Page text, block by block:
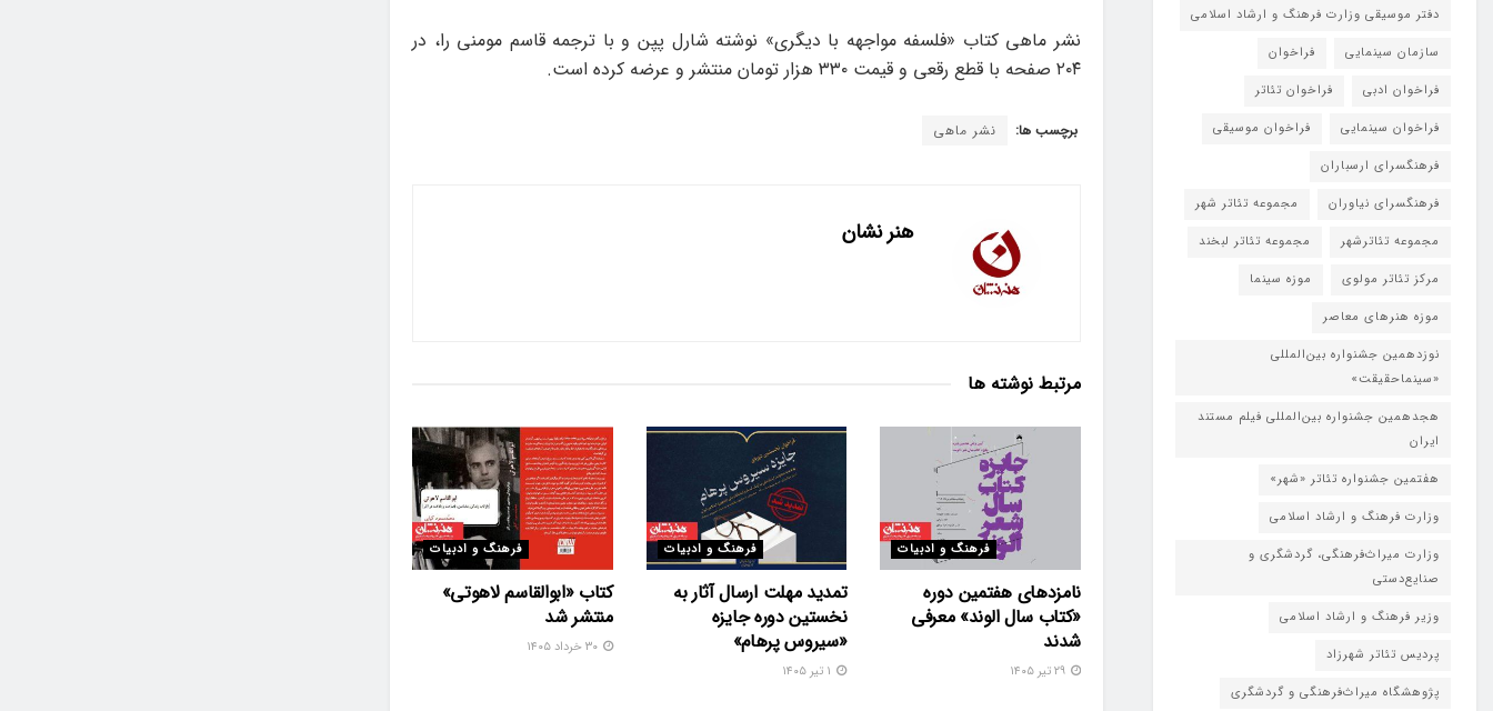
نشر ماهی کتاب «فلسفه مواجهه با دیگری» نوشته شارل پپن و با ترجمه قاسم مومنی را، در
۲۰۴ صفحه با قطع رقعی و قیمت ۳۳۰ هزار تومان منتشر و عرضه کرده است.
برچسب ها: نشر ماهی
هنر نشان
مرتبط نوشته ها
فرهنگ و ادبیات
نامزدهای هفتمین دوره
«کتاب سال الوند» معرفی
شدند
فرهنگ و ادبیات
تمدید مهلت ارسال آثار به
نخستین دوره جایزه
«سیروس پرهام»
فرهنگ و ادبیات
کتاب «ابوالقاسم لاهوتی»
منتشر شد
۳۰ خرداد ۱۴۰۵
دفتر موسیقی وزارت فرهنگ و ارشاد اسلامی
سازمان سینمایی
فراخوان
فراخوان ادبی
فراخوان تئاتر
فراخوان سینمایی
فراخوان موسیقی
فرهنگسرای ارسباران
فرهنگسرای نیاوران
مجموعه تئاتر شهر
مجموعه تئاترشهر
مجموعه تئاتر لبخند
مرکز تئاتر مولوی
موزه سینما
موزه هنرهای معاصر
نوزدهمین جشنواره بین‌المللی
«سینماحقیقت»
هجدهمین جشنواره بین‌المللی فیلم مستند
ایران
هفتمین جشنواره تئاتر «شهر»
وزارت فرهنگ و ارشاد اسلامی
وزارت میراث‌فرهنگی، گردشگری و
صنایع‌دستی
وزیر فرهنگ و ارشاد اسلامی
پردیس تئاتر شهرزاد
پژوهشگاه میراث‌فرهنگی و گردشگری